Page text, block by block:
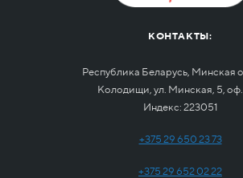
КОНТАКТЫ:
Республика Беларусь, Минская
Колодищи, ул. Минская, 5,
Индекс: 223051
+375 29 650 23 73
+375 29 652 02 22